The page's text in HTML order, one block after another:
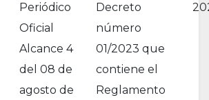
Periódico
Oficial
Alcance 4
del 08 de
agosto de
Decreto
número
01/2023 que
contiene el
Reglamento